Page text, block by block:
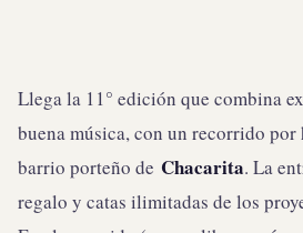
Llega la 11° edición que combina
buena música, con un recorrido por
barrio porteño de Chacarita. La
regalo y catas ilimitadas de los